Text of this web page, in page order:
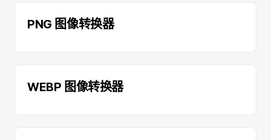
PNG 图像转换器
WEBP 图像转换器